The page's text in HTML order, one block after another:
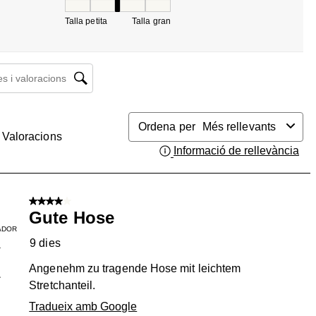
Talla petita Talla gran
i valoracions regió de cerca
Valoracions
Ordena per
Més rellevants
Informació de rellevància
4 de 5 estrelles.
Gute Hose
9 dies
Angenehm zu tragende Hose mit leichtem
Stretchanteil.
Tradueix amb Google